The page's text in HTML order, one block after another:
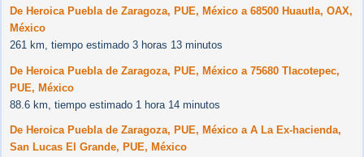
De Heroica Puebla de Zaragoza, PUE, México a 68500 Huautla, OAX,
México
261 km, tiempo estimado 3 horas 13 minutos
De Heroica Puebla de Zaragoza, PUE, México a 75680 Tlacotepec,
PUE, México
88.6 km, tiempo estimado 1 hora 14 minutos
De Heroica Puebla de Zaragoza, PUE, México a A La Ex-hacienda,
San Lucas El Grande, PUE, México